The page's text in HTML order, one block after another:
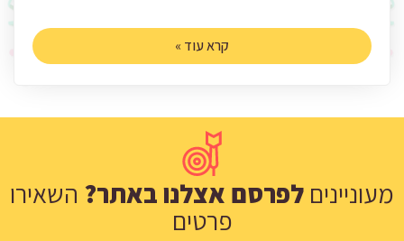
קרא עוד »
מעוניינים לפרסם אצלנו באתר? השאירו
פרטים